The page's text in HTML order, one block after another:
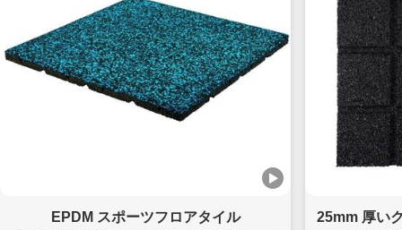
EPDM スポーツフロアタイル
25mm 厚い